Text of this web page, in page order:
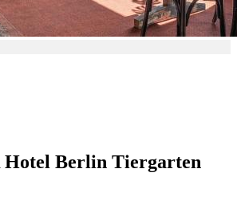
Berlin Tiergarten